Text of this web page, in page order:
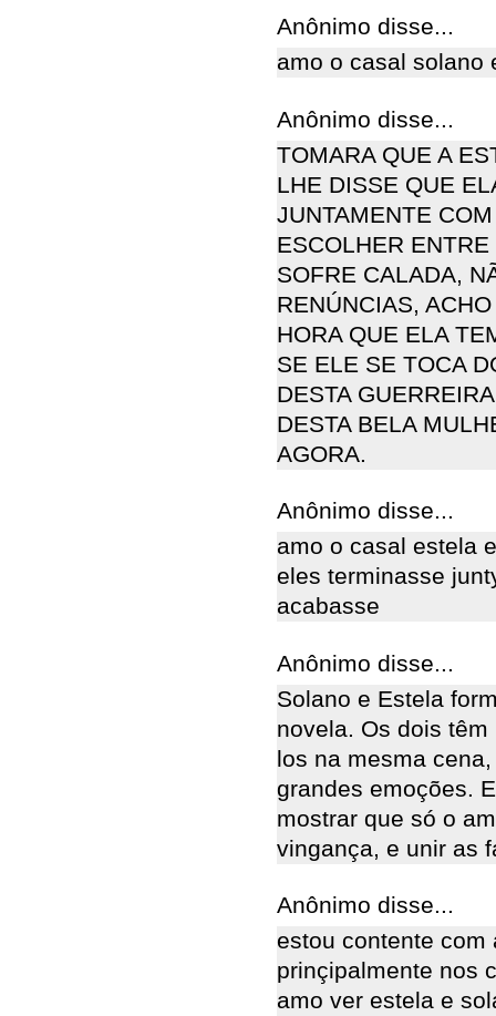
Anônimo disse...
amo o casal solano
Anônimo disse...
TOMARA QUE A
LHE DISSE QUE
JUNTAMENTE
ESCOLHER
SOFRE CALADA,
RENÚNCIAS,
HORA QUE ELA
SE ELE SE TOCA
DESTA
DESTA BELA
AGORA.
Anônimo disse...
amo o casal estela
eles terminasse
acabasse
Anônimo disse...
Solano e Estela
novela. Os dois
los na mesma
grandes emoções.
mostrar que só o
vingança, e unir as
Anônimo disse...
estou contente com
prinçipalmente nos
amo ver estela e